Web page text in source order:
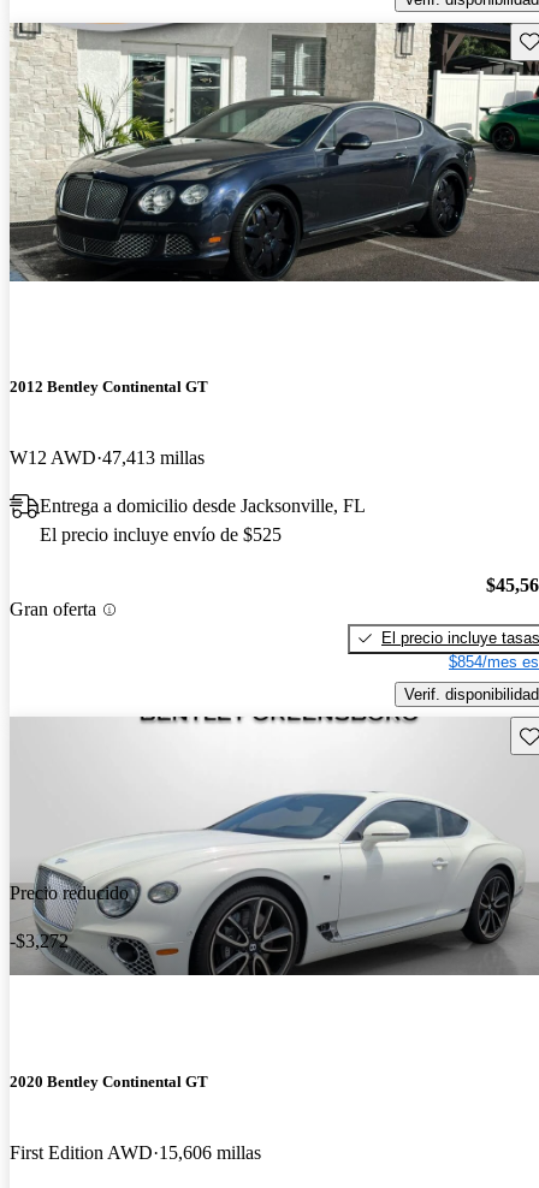
2012 Bentley Continental GT
W12 AWD 47,413 millas
Entrega a domicilio desde Jacksonville, FL
El precio incluye envío de $525
Gran oferta
El precio incluye tasas
$854/mes
Verif. disponibilidad
Precio reducido
-$3,272
2020 Bentley Continental GT
First Edition AWD 15,606 millas